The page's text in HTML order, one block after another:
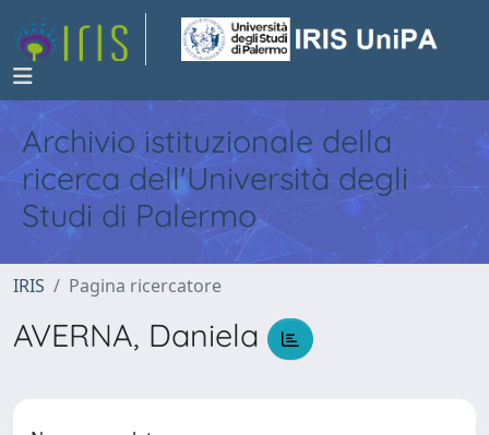
Archivio istituzionale della
ricerca dell'Università degli
Studi di Palermo
IRIS Pagina ricercatore
AVERNA, Daniela